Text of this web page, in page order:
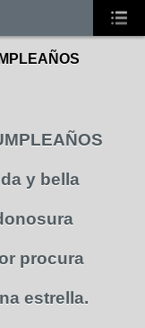
y bella
procura
estrella.